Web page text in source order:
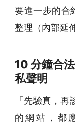
要進一步的合
整理（內部延
10 分鐘合
私聲明
「先驗真，再
的網站，都